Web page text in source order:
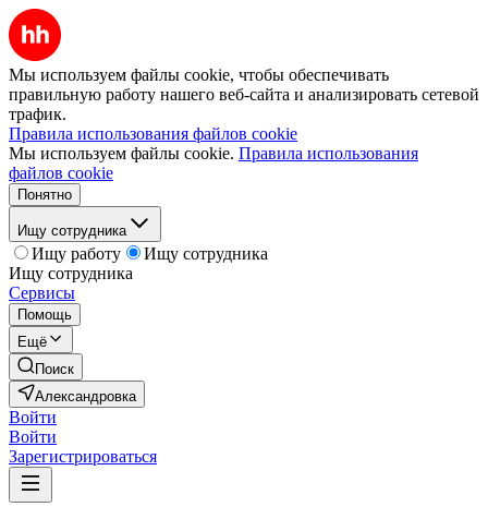
Мы используем файлы cookie, чтобы обеспечивать
правильную работу нашего веб-сайта и анализировать сетевой
трафик.
Правила использования файлов cookie
Мы используем файлы cookie. Правила использования
файлов cookie
Понятно
Ищу сотрудника
Ищу работу
Ищу сотрудника
Ищу сотрудника
Сервисы
Помощь
Ещё
Поиск
Александровка
Войти
Войти
Зарегистрироваться